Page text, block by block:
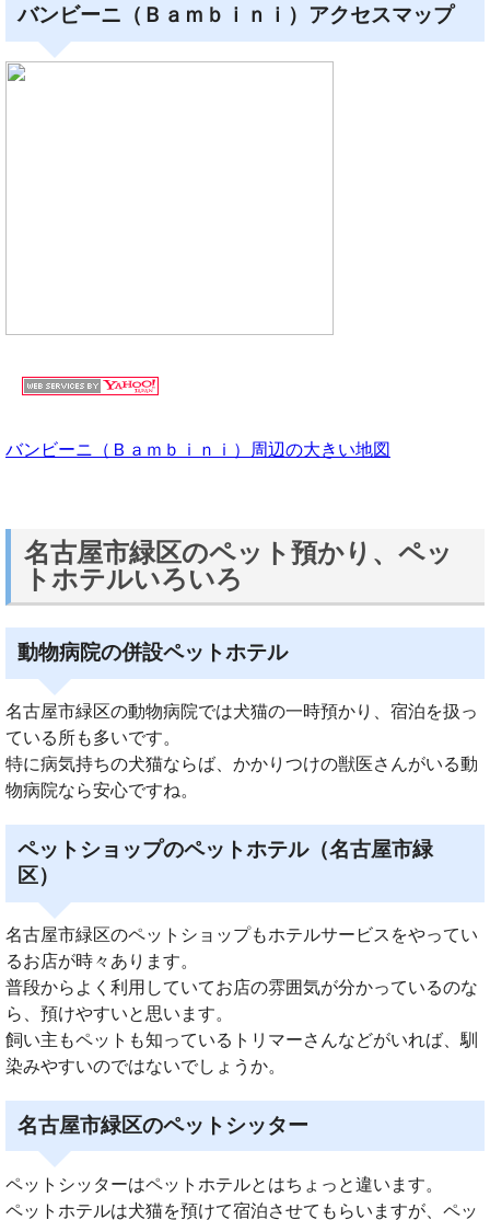
バンビーニ（Ｂａｍｂｉｎｉ）アクセスマップ
バンビーニ（Ｂａｍｂｉｎｉ）周辺の大きい地図
名古屋市緑区のペット預かり、ペッ
トホテルいろいろ
動物病院の併設ペットホテル
名古屋市緑区の動物病院では犬猫の一時預かり、宿泊を扱っ
ている所も多いです。
特に病気持ちの犬猫ならば、かかりつけの獣医さんがいる動
物病院なら安心ですね。
ペットショップのペットホテル（名古屋市緑
区）
名古屋市緑区のペットショップもホテルサービスをやってい
るお店が時々あります。
普段からよく利用していてお店の雰囲気が分かっているのな
ら、預けやすいと思います。
飼い主もペットも知っているトリマーさんなどがいれば、馴
染みやすいのではないでしょうか。
名古屋市緑区のペットシッター
ペットシッターはペットホテルとはちょっと違います。
ペットホテルは犬猫を預けて宿泊させてもらいますが、ペッ